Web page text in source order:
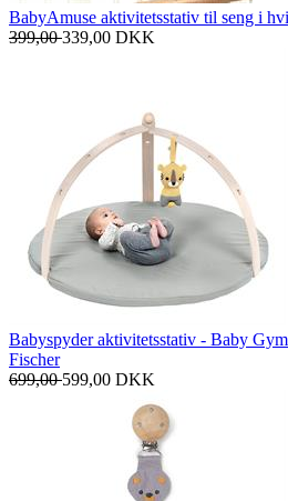
BabyAmuse aktivitetsstativ til seng i
399,00339,00 DKK
Babyspyder aktivitetsstativ - Baby
Fischer
699,00599,00 DKK